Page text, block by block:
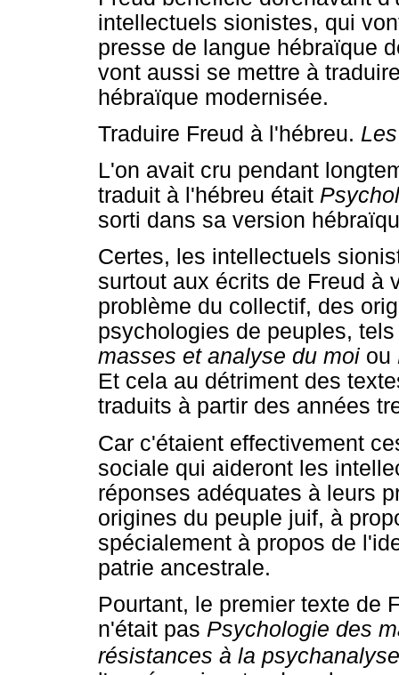
intellectuels sionistes, qui
presse de langue hébraïque
vont aussi se mettre à
hébraïque modernisée.
Traduire Freud à l'hébreu.
L'on avait cru pendant
traduit à l'hébreu était
sorti dans sa version
Certes, les intellectuels
surtout aux écrits de Freud à
problème du collectif, des
psychologies de peuples,
masses et analyse du moi ou
Et cela au détriment des
traduits à partir des années
Car c'étaient effectivement
sociale qui aideront les
réponses adéquates à leurs
origines du peuple juif, à
spécialement à propos de
patrie ancestrale.
Pourtant, le premier texte de
n'était pas Psychologie des
résistances à la psychanalyse